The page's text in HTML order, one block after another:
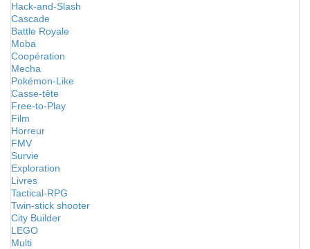
Hack-and-Slash
Cascade
Battle Royale
Moba
Coopération
Mecha
Pokémon-Like
Casse-tête
Free-to-Play
Film
Horreur
FMV
Survie
Exploration
Livres
Tactical-RPG
Twin-stick shooter
City Builder
LEGO
Multi